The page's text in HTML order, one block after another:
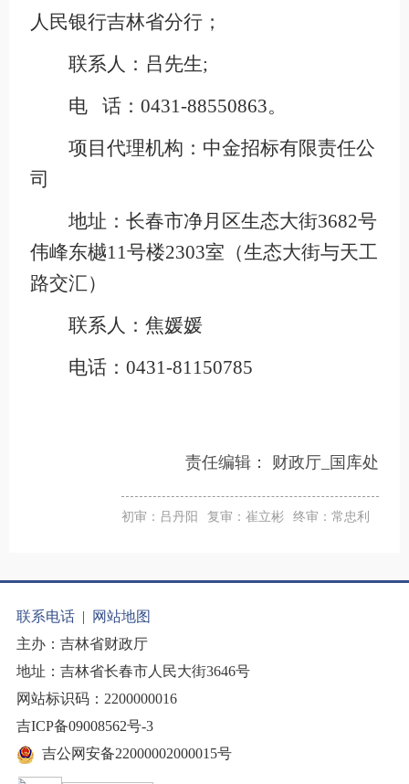
人民银行吉林省分行；
联系人：吕先生;
电 话：0431-88550863。
项目代理机构：中金招标有限责任公
司
地址：长春市净月区生态大街3682号
伟峰东樾11号楼2303室（生态大街与天工
路交汇）
联系人：焦媛媛
电话：0431-81150785
责任编辑： 财政厅_国库处
初审：吕丹阳 复审：崔立彬 终审：常忠利
联系电话 |
网站地图
主办：吉林省财政厅
地址：吉林省长春市人民大街3646号
网站标识码：2200000016
吉ICP备09008562号-3
吉公网安备22000002000015号